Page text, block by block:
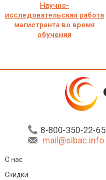
Научно-
исследовательская работа
магистранта во время
обучения
8-800-350-22-65
mail@sibac.info
О нас
Скидки